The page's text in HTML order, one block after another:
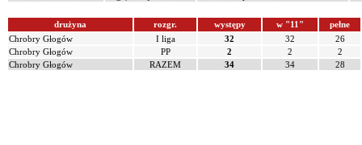
drużyna rozgr. występy w "11"
pełne
Chrobry Głogów
I liga 32 32
26
Chrobry Głogów
PP 2 2
2
Chrobry Głogów
RAZEM 34 34 28